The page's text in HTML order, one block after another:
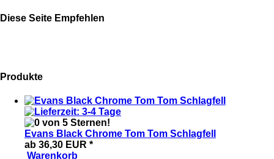
Diese Seite Empfehlen
Produkte
Evans Black Chrome Tom Tom Schlagfell
ab 36,30 EUR *
Warenkorb